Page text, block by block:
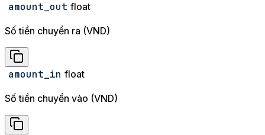
amount_out float
Số tiền chuyển ra (VND)
amount_in float
Số tiền chuyển vào (VND)